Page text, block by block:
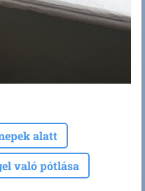
alatt
való pótlása